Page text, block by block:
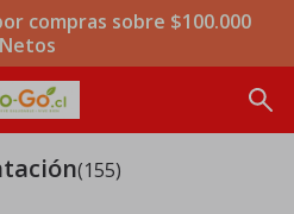
compras sobre $100.000
Netos
(155)